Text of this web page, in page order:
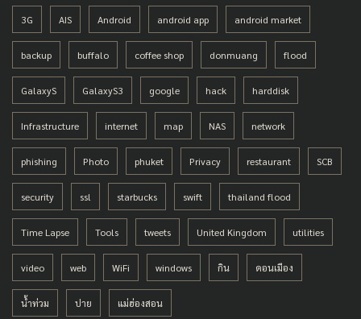
3G AIS Android android app android market
backup buffalo coffee shop donmuang flood
GalaxyS GalaxyS3 google hack harddisk
Infrastructure internet map NAS network
phishing Photo phuket Privacy restaurant SCB
security ssl starbucks swift thailand flood
Time Lapse Tools tweets United Kingdom utilities
video web WiFi windows กิน ดอนเมือง
น้ำท่วม ปาย แม่ฮ่องสอน